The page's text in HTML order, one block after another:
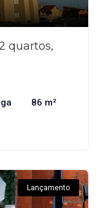
quartos,
86 m²
Lançamento